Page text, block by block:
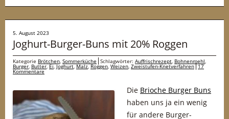
5. August 2023
Joghurt-Burger-Buns mit 20% Roggen
Kategorie Brötchen, Sommerküche Schlagwörter: Auffrischrezept, Bohnenmehl,
Burger, Butter,Ei,Joghurt,Malz,Roggen, Weizen, Zweistufen-Knetverfahren 17
Kommentare
Die Brioche Burger Buns
haben uns ja ein wenig
für andere Burger-